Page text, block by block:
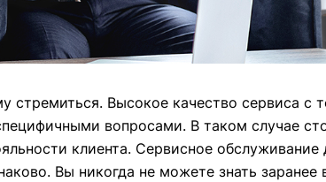
стремиться. Высокое качество сервиса с
вопросами. В таком случае
клиента. Сервисное обслуживание
Вы никогда не можете знать заранее